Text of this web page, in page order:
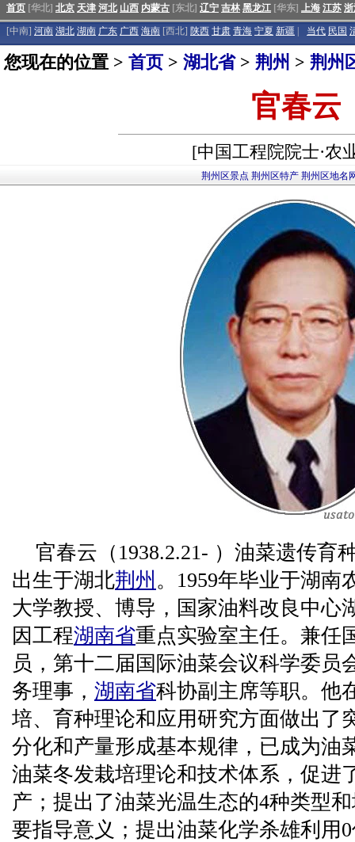
首页 [华北] 北京 天津 河北 山西 内蒙古 [东北] 辽宁 吉林 黑龙江 [华东] 上海 江苏
[中南] 河南 湖北 湖南 广东 广西 海南 [西北] 陕西 甘肃 青海 宁夏 新疆 当代 民国
您现在的位置 > 首页 > 湖北省> 荆州 > 荆州
官春云
[中国工程院院士·农
荆州区景点 荆州区特产 荆州区地名
官春云（1938.2.21- ）油菜遗传育
出生于湖北荆州 。1959年毕业于湖南
大学教授、博导，国家油料改良中心
因工程湖南省重点实验室主任。兼任
员，第十二届国际油菜会议科学委员
务理事， 湖南省科协副主席等职。他
培、育种理论和应用研究方面做出了
分化和产量形成基本规律，已成为油
油菜冬发栽培理论和技术体系，促进
产；提出了油菜光温生态的4种类型
要指导意义；提出油菜化学杀雄利用